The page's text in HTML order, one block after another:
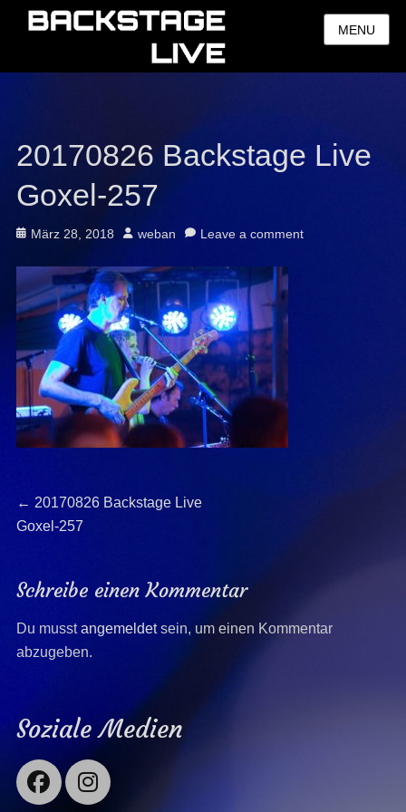
MENU
20170826 Backstage Live
Goxel-257
Posted
März 28, 2018 Author
weban Leave a comment
Beitragsnavigation
← Previous
post:
20170826 Backstage Live
Goxel-257
Schreibe einen Kommentar
Du musstangemeldetsein, um einen Kommentar
abzugeben.
Soziale Medien
Facebook
Instagram